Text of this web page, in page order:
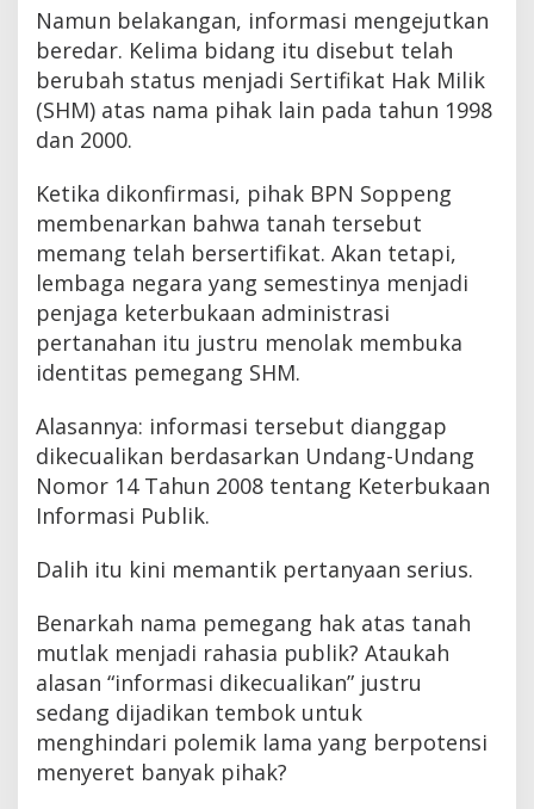
Namun belakangan, informasi mengejutkan
beredar. Kelima bidang itu disebut telah
berubah status menjadi Sertifikat Hak Milik
(SHM) atas nama pihak lain pada tahun 1998
dan 2000.
Ketika dikonfirmasi, pihak BPN Soppeng
membenarkan bahwa tanah tersebut
memang telah bersertifikat. Akan tetapi,
lembaga negara yang semestinya menjadi
penjaga keterbukaan administrasi
pertanahan itu justru menolak membuka
identitas pemegang SHM.
Alasannya: informasi tersebut dianggap
dikecualikan berdasarkan Undang-Undang
Nomor 14 Tahun 2008 tentang Keterbukaan
Informasi Publik.
Dalih itu kini memantik pertanyaan serius.
Benarkah nama pemegang hak atas tanah
mutlak menjadi rahasia publik? Ataukah
alasan “informasi dikecualikan” justru
sedang dijadikan tembok untuk
menghindari polemik lama yang berpotensi
menyeret banyak pihak?